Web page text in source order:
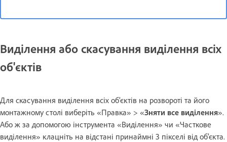
Виділення або скасування виділення всіх
об'єктів
Для скасування виділення всіх об’єктів на розвороті та його
монтажному столі виберіть «Правка» > «Зняти все виділення».
Або ж за допомогою інструмента «Виділення» чи «Часткове
виділення» клацніть на відстані принаймні 3 пікселі від об’єкта.